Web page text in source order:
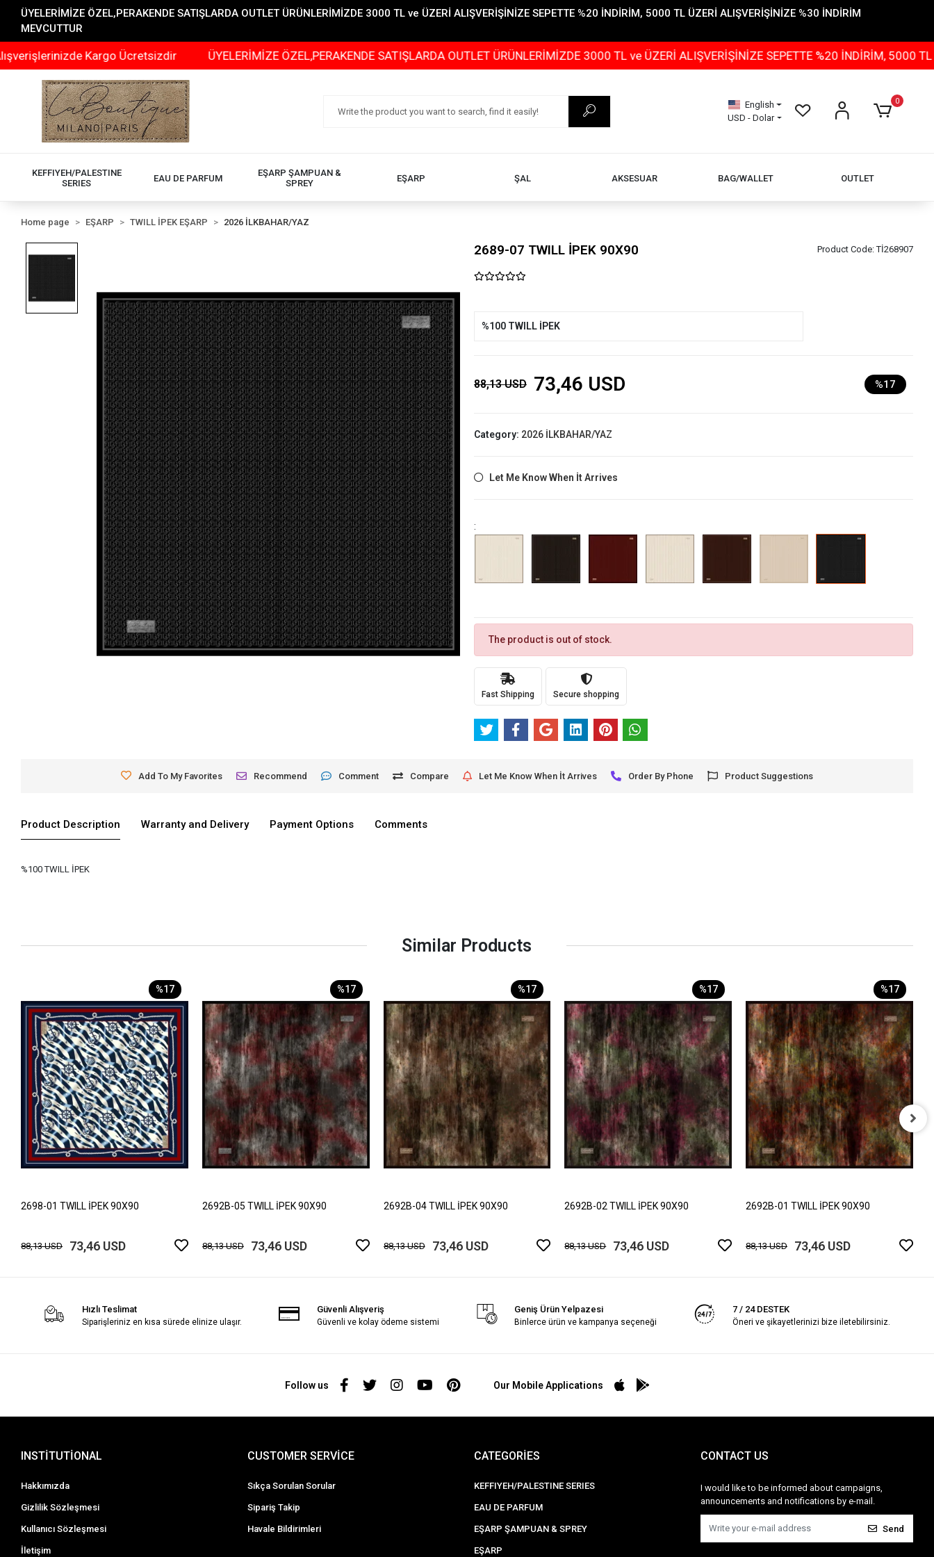
ÜYELERİMİZE ÖZEL,PERAKENDE SATIŞLARDA OUTLET ÜRÜNLERİMİZDE 3000 TL ve ÜZERİ ALIŞVERİŞİNİZE SEPETTE %20 İNDİRİM, 5000 TL ÜZERİ ALIŞVERİŞİNİZE %30 İNDİRİM
MEVCUTTUR
Kargo Ücretsizdir ÜYELERİMİZE ÖZEL,PERAKENDE SATIŞLARDA OUTLET ÜRÜNLERİMİZDE 3000 TL ve ÜZERİ ALIŞVERİŞİNİZE SEPETTE %20 İNDİRİM, 5000 TL
English
USD - Dolar
0
KEFFIYEH/PALESTINE
SERIES
EAU DE PARFUM
EŞARP ŞAMPUAN &
SPREY
EŞARP ŞAL AKSESUAR BAG/WALLET OUTLET
Home page EŞARP TWILL İPEK EŞARP 2026 İLKBAHAR/YAZ
2689-07 TWILL İPEK 90X90 Product Code:Tİ268907
%100 TWILL İPEK
88,13 USD 73,46 USD %17
Category: 2026 İLKBAHAR/YAZ
Let Me Know When İt Arrives
:
The product is out of stock.
Fast Shipping Secure shopping
Add To My Favorites Recommend Comment Compare Let Me Know When İt Arrives Order By Phone Product Suggestions
Product Description Warranty and Delivery Payment Options Comments
%100 TWILL İPEK
Similar Products
%17
2698-01 TWILL İPEK 90X90
88,13 USD 73,46 USD
%17
2692B-05 TWILL İPEK 90X90
88,13 USD 73,46 USD
%17
2692B-04 TWILL İPEK 90X90
88,13 USD 73,46 USD
%17
2692B-02 TWILL İPEK 90X90
88,13 USD 73,46 USD
%17
2692B-01 TWILL İPEK 90X90
88,13 USD 73,46 USD
Hızlı Teslimat
Siparişleriniz en kısa sürede elinize ulaşır.
Güvenli Alışveriş
Güvenli ve kolay ödeme sistemi
Geniş Ürün Yelpazesi
Binlerce ürün ve kampanya seçeneği
7 / 24 DESTEK
Öneri ve şikayetlerinizi bize iletebilirsiniz.
Follow us Our Mobile Applications
INSTİTUTİONAL
Hakkımızda
Gizlilik Sözleşmesi
Kullanıcı Sözleşmesi
İletişim
CUSTOMER SERVİCE
Sıkça Sorulan Sorular
Sipariş Takip
Havale Bildirimleri
CATEGORİES
KEFFIYEH/PALESTINE SERIES
EAU DE PARFUM
EŞARP ŞAMPUAN & SPREY
EŞARP
CONTACT US
I would like to be informed about campaigns,
announcements and notifications by e-mail.
Send